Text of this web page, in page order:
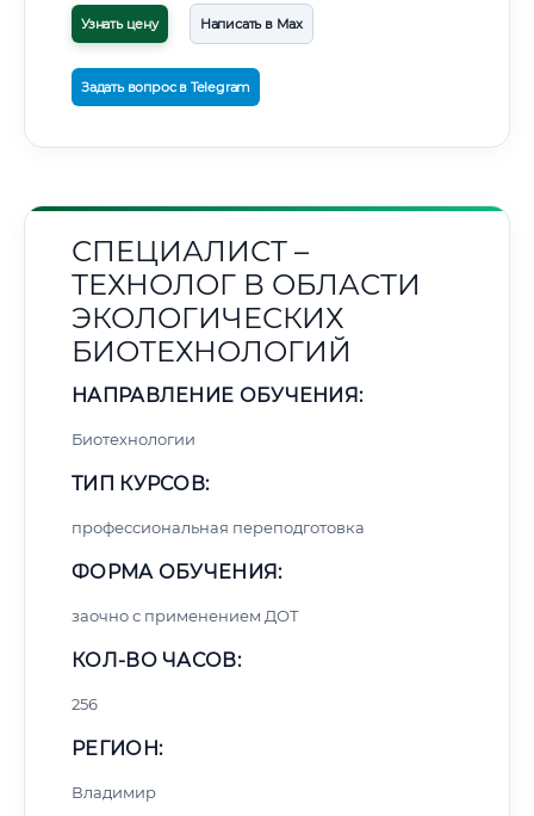
Узнать цену Написать в Max
Задать вопрос в Telegram
СПЕЦИАЛИСТ –
ТЕХНОЛОГ В ОБЛАСТИ
ЭКОЛОГИЧЕСКИХ
БИОТЕХНОЛОГИЙ
НАПРАВЛЕНИЕ ОБУЧЕНИЯ:
Биотехнологии
ТИП КУРСОВ:
профессиональная переподготовка
ФОРМА ОБУЧЕНИЯ:
заочно с применением ДОТ
КОЛ-ВО ЧАСОВ:
256
РЕГИОН:
Владимир